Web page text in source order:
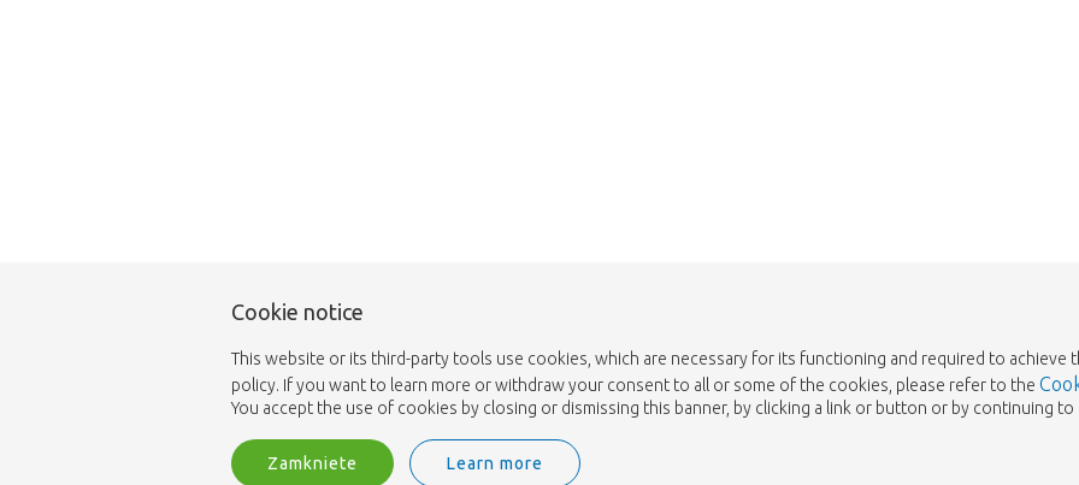
Cookie notice
This website or its third-party tools use cookies, which are necessary for its functioning and required to achieve
policy. If you want to learn more or withdraw your consent to all or some of the cookies, please refer to the
You accept the use of cookies by closing or dismissing this banner, by clicking a link or button or by continuing
Zamkniete Learn more